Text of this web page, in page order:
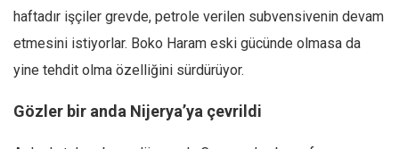
haftadır işçiler grevde, petrole verilen subvensivenin devam
etmesini istiyorlar. Boko Haram eski gücünde olmasa da
yine tehdit olma özelliğini sürdürüyor.
Gözler bir anda Nijerya’ya çevrildi